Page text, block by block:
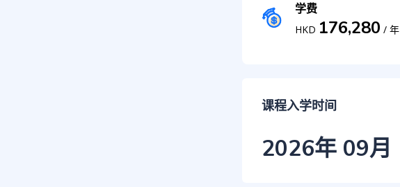
学费
HKD 176,280 /年
课程入学时间
2026年 09月